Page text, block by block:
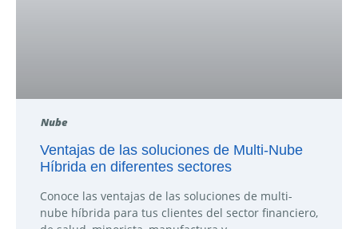
Nube
Ventajas de las soluciones de Multi-Nube
Híbrida en diferentes sectores
Conoce las ventajas de las soluciones de multi-
nube híbrida para tus clientes del sector financiero,